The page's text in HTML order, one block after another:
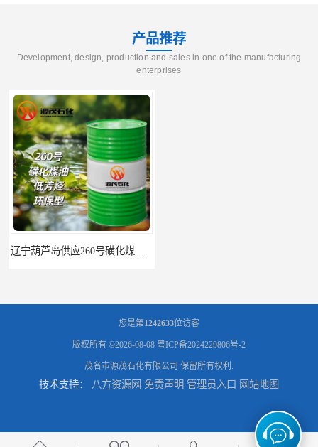
产品推荐
Development, design, production and sales in one of the manufacturing
enterprises
您是第1242633位访客
版权所有 ©2026-08-08 粤ICP备2024229806号-2
茂名市源茂石化有限公司 保留所有权利.
技术支持： 八方资源网 免责声明 管理员入口 网站地图